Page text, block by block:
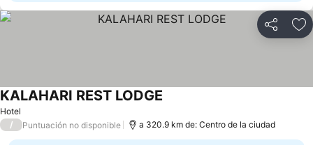
Compartir
Hotel
KALAHARI REST LODGE
/ Puntuación no disponible a 320.9 km de: Centro de la ciudad